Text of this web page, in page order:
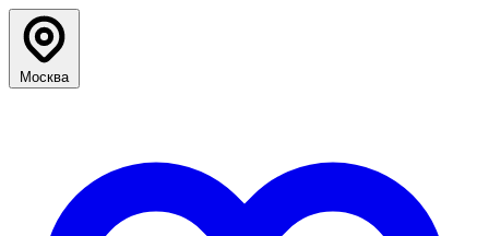
Москва